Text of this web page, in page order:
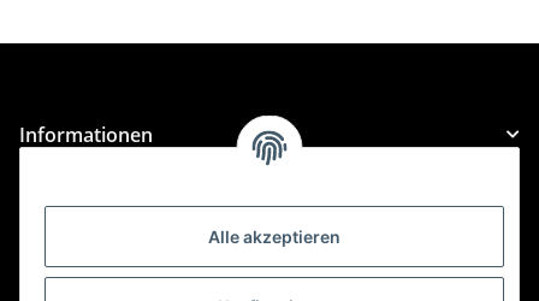
Alle akzeptieren
Informationen
Gesetzliche Informationen
Kategorien